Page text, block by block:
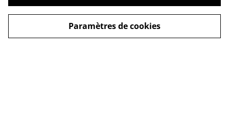
Paramètres de cookies